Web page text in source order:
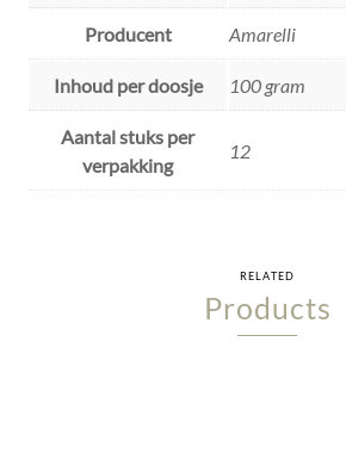
Producent Amarelli
Inhoud per doosje 100 gram
Aantal stuks per
verpakking
12
RELATED
Products